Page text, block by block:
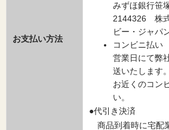
お支払い方法
みずほ銀行笹
2144326 株式
ビー・ジャパ
コンビニ払い
営業日にて弊
送いたします。
お近くのコン
い。
●代引き決済
商品到着時に宅配